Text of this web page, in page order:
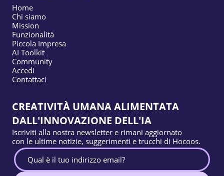
Home
Chi siamo
Mission
Funzionalità
Piccola Impresa
AI Toolkit
Community
Accedi
Contattaci
CREATIVITÀ UMANA ALIMENTATA
DALL'INNOVAZIONE DELL'IA
Iscriviti alla nostra newsletter e rimani aggiornato
con le ultime notizie, suggerimenti e trucchi di Hocoos.